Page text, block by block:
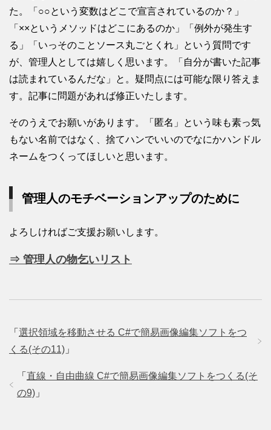
た。「○○という変数はどこで宣言されているのか？」
「××というメソッドはどこにあるのか」「例外が発生す
る」「いっそのことソース丸ごとくれ」という質問です
が、管理人としては嬉しく思います。「自分が書いた記事
は読まれているんだな」と。疑問点には可能な限り答えま
す。記事に問題があれば修正いたします。
そのうえでお願いがあります。「匿名」という味も素っ気
もない名前ではなく、捨てハンでいいのでなにかハンドル
ネームをつくってほしいと思います。
管理人のモチベーションアップのために
よろしければご支援お願いします。
⇒ 管理人の物乞いリスト
「 選択領域を移動させる C#で簡易画像編集ソフトをつ
くる(その11) 」
「 直線・自由曲線 C#で簡易画像編集ソフトをつくる(そ
の9) 」